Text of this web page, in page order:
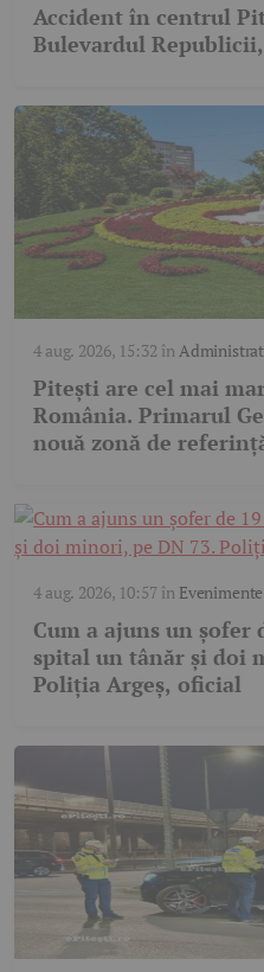
Accident în centrul
Bulevardul
4 aug. 2026, 15:32 în
Pitești are cel mai
România. Primarul
nouă zonă de
4 aug. 2026, 10:57în
Cum a ajuns un șofer
spital un tânăr și doi
Poliția Argeș, oficial